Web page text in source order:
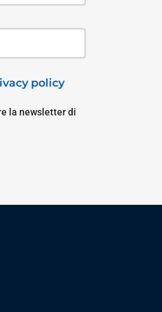
policy
la newsletter di